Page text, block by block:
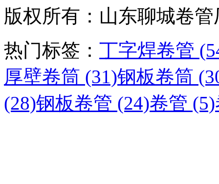
版权所有：山东聊城卷
热门标签： 丁字焊卷管
厚壁卷筒 (31)钢板卷筒
(28)钢板卷管 (24)卷管 (5)